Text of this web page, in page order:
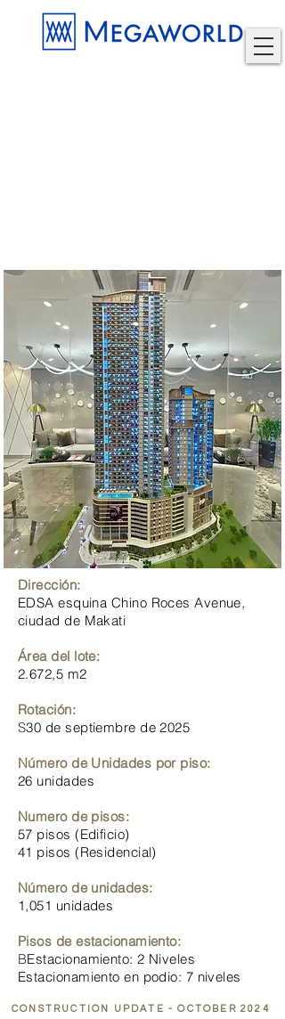
Dirección:
EDSA esquina Chino Roces Avenue,
ciudad de Makati
Área del lote:
2.672,5 m2
Rotación:
S30 de septiembre de 2025
Número de Unidades por piso:
26 unidades
Numero de pisos:
57 pisos (Edificio)
41 pisos (Residencial)​
Número de unidades:
1,051 unidades
Pisos de estacionamiento:
BEstacionamiento: 2 Niveles
Estacionamiento en podio: 7 niveles
CONSTRUCTION UPDATE - OCTOBER 2024